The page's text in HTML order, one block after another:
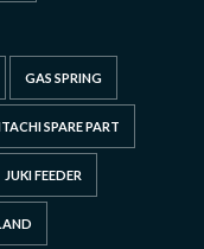
GAS SPRING
SPARE PART
JUKI FEEDER